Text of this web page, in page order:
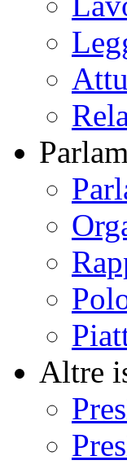
Altre